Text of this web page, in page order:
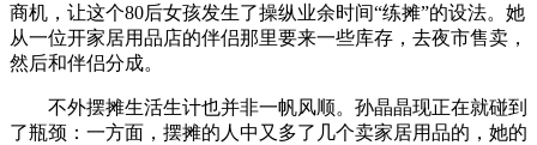
商机，让这个80后女孩发生了操纵业余时间“练摊”的设法。她
从一位开家居用品店的伴侣那里要来一些库存，去夜市售卖，
然后和伴侣分成。
不外摆摊生活生计也并非一帆风顺。孙晶晶现正在就碰到
了瓶颈：一方面，摆摊的人中又多了几个卖家居用品的，她的